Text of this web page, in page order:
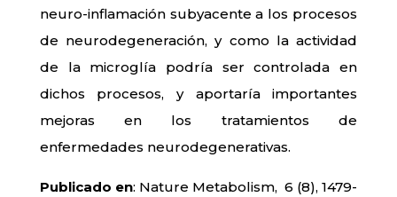
neuro-inflamación subyacente a los procesos
de neurodegeneración, y como la actividad
de la microglía podría ser controlada en
dichos procesos, y aportaría importantes
mejoras en los tratamientos de
enfermedades neurodegenerativas.
Publicado en: Nature Metabolism, 6 (8), 1479-